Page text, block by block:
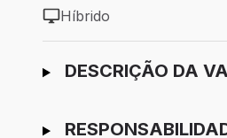
Modelo de trabalho: Híbrido
Híbrido
Ir para candidatura
DESCRIÇÃO DA